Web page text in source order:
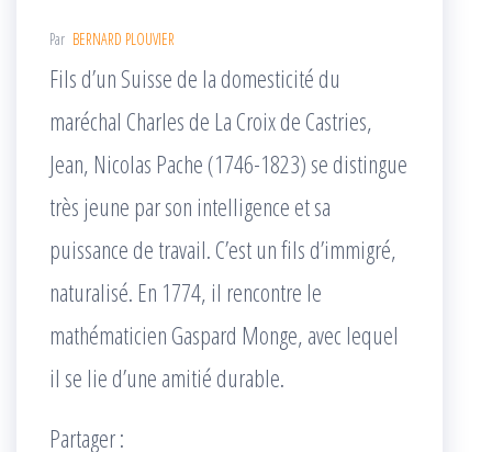
Par BERNARD PLOUVIER
Fils d’un Suisse de la domesticité du
maréchal Charles de La Croix de Castries,
Jean, Nicolas Pache (1746-1823) se distingue
très jeune par son intelligence et sa
puissance de travail. C’est un fils d’immigré,
naturalisé. En 1774, il rencontre le
mathématicien Gaspard Monge, avec lequel
il se lie d’une amitié durable.
Partager :